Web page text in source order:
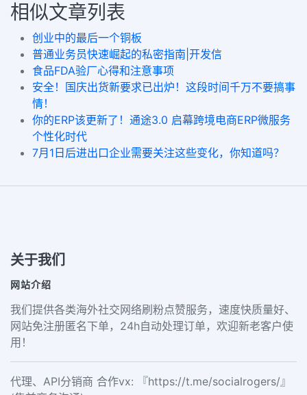
相似文章列表
创业中的最后一个铜板
普通业务员快速崛起的私密指南|开发信
食品FDA验厂心得和注意事项
安全！国庆出货新要求已出炉！这段时间千万不要搞事
情！
你的ERP该更新了！通途3.0 启幕跨境电商ERP微服务
个性化时代
7月1日后进出口企业需要关注这些变化，你知道吗？
关于我们
网站介绍
我们提供各类海外社交网络刷粉点赞服务，速度快质量好、
网站免注册匿名下单，24h自动处理订单，欢迎新老客户使
用！
代理、API分销商 合作vx: 『https://t.me/socialrogers/』